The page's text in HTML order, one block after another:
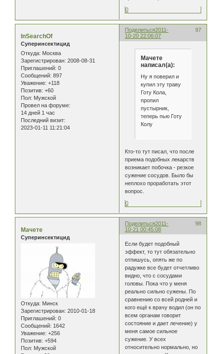
0
Поделиться 97
2011-
10-20 22:06:07
InSearchOf
Суперинсектицид
Откуда: Москва
Зарегистрирован: 2008-08-31
Приглашений: 0
Сообщений: 897
Уважение: +118
Позитив: +60
Пол: Мужской
Провел на форуме:
14 дней 1 час
Последний визит:
2023-01-11 11:21:04
Мачете
написал(а):
Ну я поверил и
купил эту траву
Готу Кола,
пропил
пустырник,
теперь пью Готу
Колу
Кто-то тут писал, что после
приема подобных лекарств
возникает побочка - резкое
сужение сосудов. Было бы
неплохо проработать этот
вопрос.
0
Поделиться 98
2011-
10-21 00:45:08
Мачете
Суперинсектицид
Откуда: Минск
Зарегистрирован: 2010-01-18
Приглашений: 0
Сообщений: 1642
Уважение: +256
Позитив: +594
Пол: Мужской
Если будет подобный
эффект, то тут обязательно
отпишусь, опять же по
радужке все будет отчетливо
видно, что с сосудами
головы. Пока что у меня
реально сильно сужены. По
сравнению со всей родней и
кого ещё к врачу водил (он по
всем органам говорит
состояние и дает лечение) у
меня самое сильное
сужение. У всех
относительно нормально, но